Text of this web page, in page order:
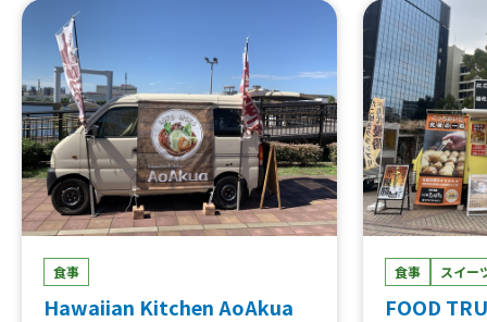
食事
Hawaiian Kitchen AoAkua
食事 スイー
FOOD